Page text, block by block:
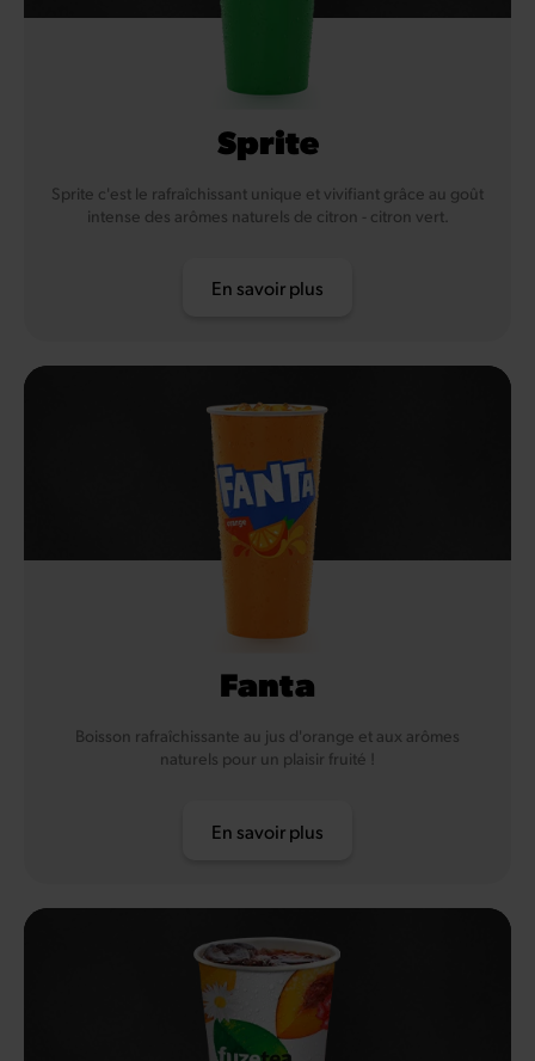
Sprite
Sprite c'est le rafraîchissant unique et vivifiant grâce au goût
intense des arômes naturels de citron - citron vert.
En savoir plus
Fanta
Boisson rafraîchissante au jus d'orange et aux arômes
naturels pour un plaisir fruité !
En savoir plus